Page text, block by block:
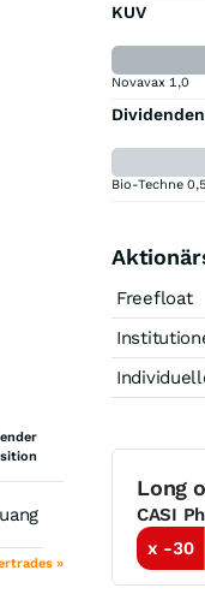
»
KUV
Novavax 1,0
Bio-Techne 0,5
Freefloat
Long
CASI
x -30